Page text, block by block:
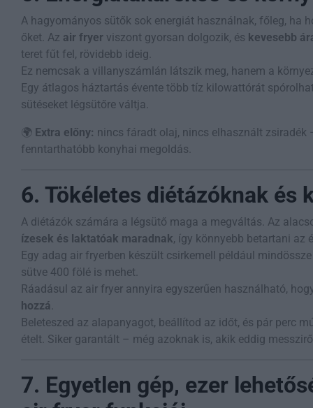
A hagyományos sütők sok energiát használnak, főleg, ha
őket. Az air fryer viszont gyorsan dolgozik, és kevesebb
teret fűt fel, rövidebb ideig.
Ez nemcsak a villanyszámlán látszik meg, hanem a
Egy átlagos háztartás évente több tíz kilowattórát
sütéseket légsütőre váltja.
🌍 Extra előny: nincs fáradt olaj, nincs elhasznált zsiradék
fenntarthatóbb konyhai megoldás.
6. Tökéletes diétázóknak és
A diétázók számára a légsütő maga a megváltás. Az
ízesek és laktatóak maradnak, így könnyebb betartani az
Egy adag air fryerben készült csirkemell például
sütve 400 fölé is mehet.
Ráadásul az air fryer annyira egyszerűen használható,
hozzá
Beleteszed az alapanyagot, beállítod az időt, és pár perc
ételt. Siker garantált – még azoknak is, akik eddig
7. Egyetlen gép, ezer